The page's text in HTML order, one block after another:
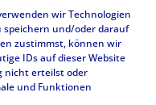
wir Technologien
speichern und/oder darauf
zustimmst, können wir
IDs auf dieser Website
nicht erteilst oder
und Funktionen
Impressum